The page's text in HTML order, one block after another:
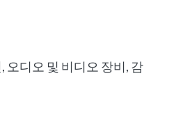
오디오 및 비디오 장비, 감